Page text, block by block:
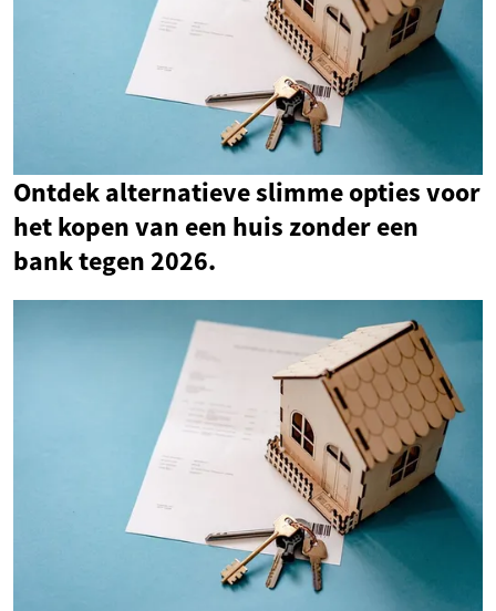
Ontdek alternatieve slimme opties voor
het kopen van een huis zonder een
bank tegen 2026.